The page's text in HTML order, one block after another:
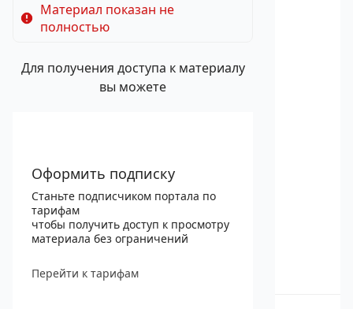
Материал показан не
полностью
Для получения доступа к материалу
вы можете
Оформить подписку
Станьте подписчиком портала по
тарифам
чтобы получить доступ к просмотру
материала без ограничений
Перейти к тарифам